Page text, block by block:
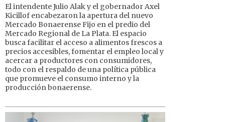
El intendente Julio Alak y el gobernador Axel
Kicillof encabezaron la apertura del nuevo
Mercado Bonaerense Fijo en el predio del
Mercado Regional de La Plata. El espacio
busca facilitar el acceso a alimentos frescos a
precios accesibles, fomentar el empleo local y
acercar a productores con consumidores,
todo con el respaldo de una política pública
que promueve el consumo interno y la
producción bonaerense.